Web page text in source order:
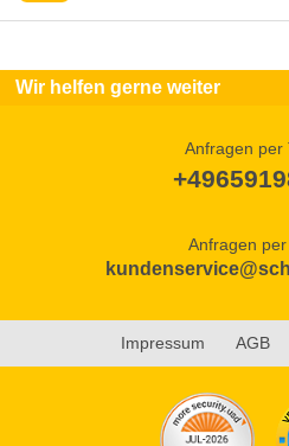
Wir helfen gerne weiter
Anfragen per
Anfragen
Impressum AGB